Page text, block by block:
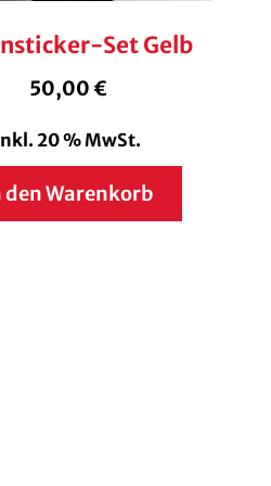
Set Gelb
50,00€
20 % MwSt.
den Warenkorb